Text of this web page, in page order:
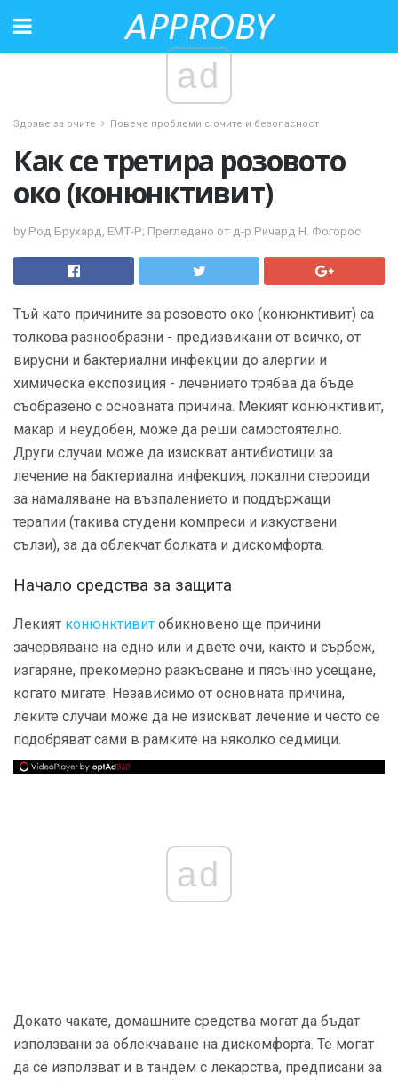
ad
Здраве за очите Повече проблеми с очите и безопасност
Как се третира розовото
око (конюнктивит)
by Род Брухард, ЕМТ-Р; Прегледано от д-р Ричард Н. Фогорос
Тъй като причините за розовото око (конюнктивит) са
толкова разнообразни - предизвикани от всичко, от
вирусни и бактериални инфекции до алергии и
химическа експозиция - лечението трябва да бъде
съобразено с основната причина. Мекият конюнктивит,
макар и неудобен, може да реши самостоятелно.
Други случаи може да изискват антибиотици за
лечение на бактериална инфекция, локални стероиди
за намаляване на възпалението и поддържащи
терапии (такива студени компреси и изкуствени
сълзи), за да облекчат болката и дискомфорта.
Начало средства за защита
Лекият конюнктивит обикновено ще причини
зачервяване на едно или и двете очи, както и сърбеж,
изгаряне, прекомерно разкъсване и пясъчно усещане,
когато мигате. Независимо от основната причина,
леките случаи може да не изискват лечение и често се
подобряват сами в рамките на няколко седмици.
ad
Докато чакате, домашните средства могат да бъдат
използвани за облекчаване на дискомфорта. Те могат
да се използват и в тандем с лекарства, предписани за